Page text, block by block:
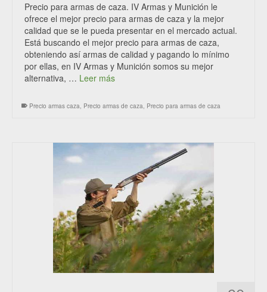
Precio para armas de caza. IV Armas y Munición le
ofrece el mejor precio para armas de caza y la mejor
calidad que se le pueda presentar en el mercado actual.
Está buscando el mejor precio para armas de caza,
obteniendo así armas de calidad y pagando lo mínimo
por ellas, en IV Armas y Munición somos su mejor
alternativa, … Leer más
Precio armas caza, Precio armas de caza, Precio para armas de caza